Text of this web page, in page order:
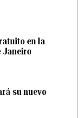
en la
Janeiro
su nuevo